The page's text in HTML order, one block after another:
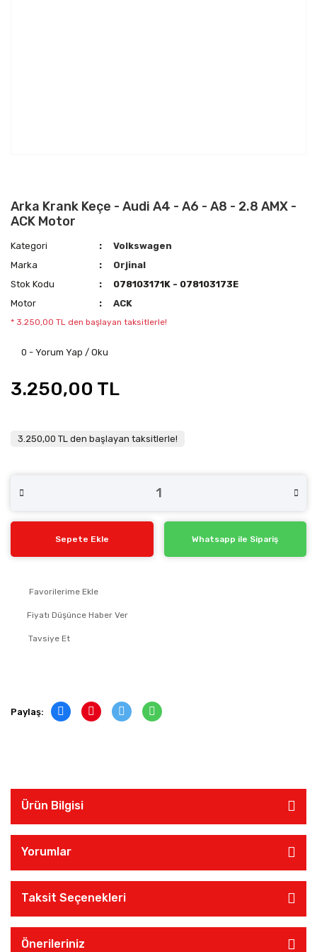
Arka Krank Keçe - Audi A4 - A6 - A8 - 2.8 AMX -
ACK Motor
Kategori
Volkswagen
Marka
Orjinal
Stok Kodu
078103171K - 078103173E
Motor
ACK
* 3.250,00 TL den başlayan taksitlerle!
0 - Yorum Yap / Oku
3.250,00 TL
3.250,00 TL den başlayan taksitlerle!
Sepete Ekle Whatsapp ile Sipariş
Fiyatı Düşünce Haber Ver
Tavsiye Et
Paylaş:
Ürün Bilgisi
Yorumlar
Taksit Seçenekleri
Önerileriniz